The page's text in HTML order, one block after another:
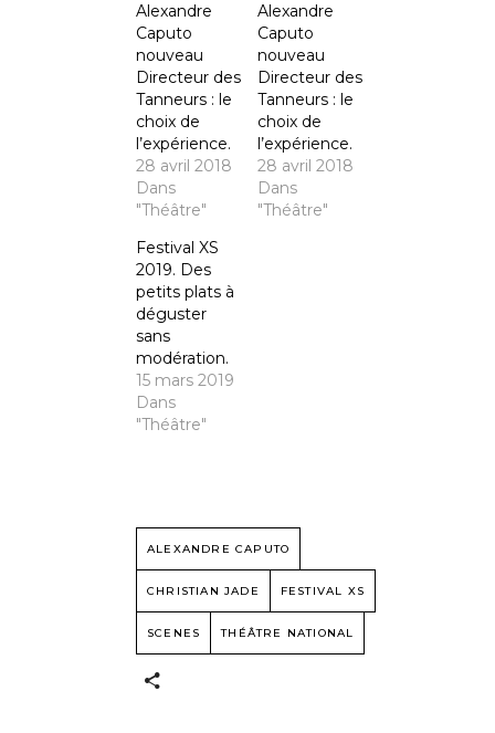
Alexandre
Caputo
nouveau
Directeur des
Tanneurs : le
choix de
l’expérience.
28 avril 2018
Dans
"Théâtre"
Alexandre
Caputo
nouveau
Directeur des
Tanneurs : le
choix de
l’expérience.
28 avril 2018
Dans
"Théâtre"
Festival XS
2019. Des
petits plats à
déguster
sans
modération.
15 mars 2019
Dans
"Théâtre"
ALEXANDRE CAPUTO
CHRISTIAN JADE FESTIVAL XS
SCENES THÉÂTRE NATIONAL